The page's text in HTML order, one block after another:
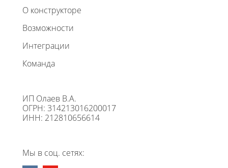
О конструкторе
Возможности
Интеграции
Команда
ИП Олаев В.А.
ОГРН: 314213016200017
ИНН: 212810656614
Мы в соц. сетях: